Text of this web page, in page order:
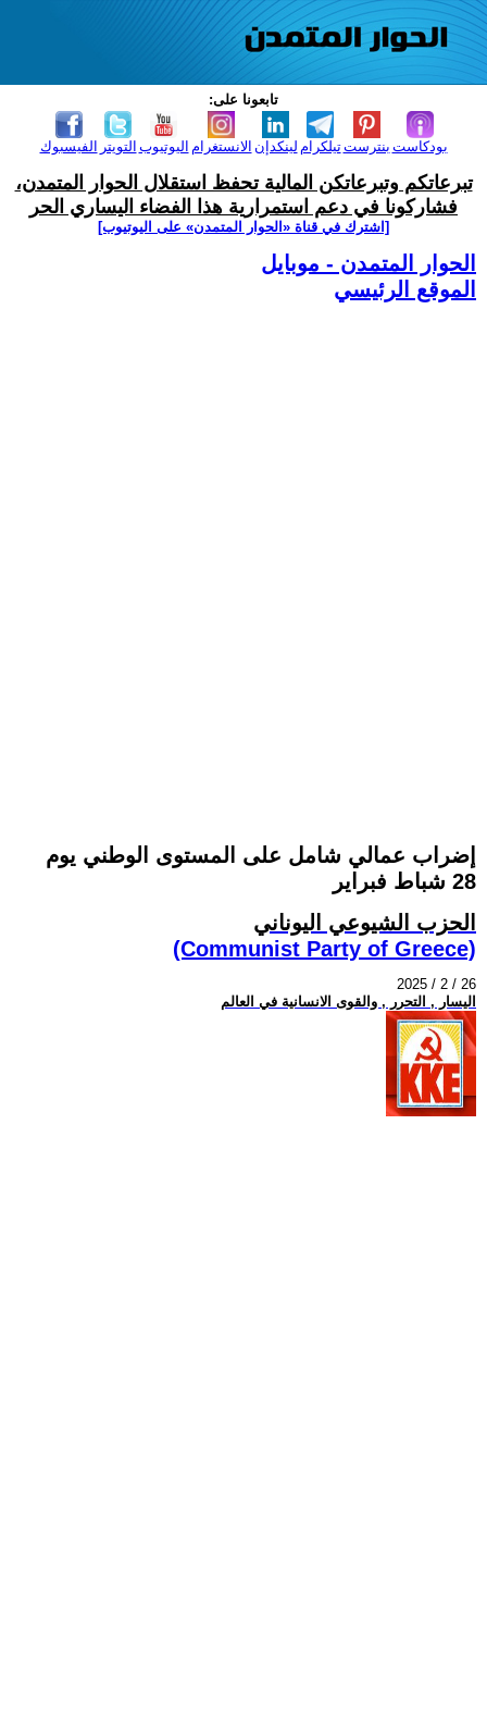
تابعونا على:
الفيسبوك التويتر اليوتيوب الانستغرام لينكدإن تيلكرامبنترست بودكاست
تبرعاتكم وتبرعاتكن المالية تحفظ استقلال الحوار المتمدن،
فشاركونا في دعم استمرارية هذا الفضاء اليساري الحر
[اشترك في قناة ‫«الحوار المتمدن» على اليوتيوب]
الحوار المتمدن - موبايل
الموقع الرئيسي
إضراب عمالي شامل على المستوى الوطني يوم
28 شباط فبراير
الحزب الشيوعي اليوناني
(Communist Party of Greece)
2025 / 2 / 26
اليسار , التحرر , والقوى الانسانية في العالم